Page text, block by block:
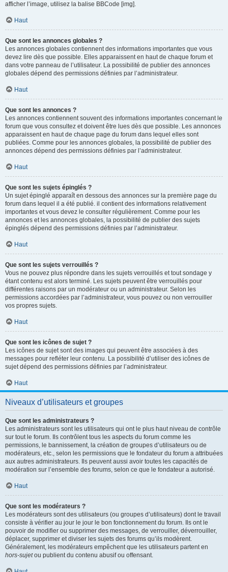
afficher l’image, utilisez la balise BBCode [img].
Haut
Que sont les annonces globales ?
Les annonces globales contiennent des informations importantes que vous
devez lire dès que possible. Elles apparaissent en haut de chaque forum et
dans votre panneau de l’utilisateur. La possibilité de publier des annonces
globales dépend des permissions définies par l’administrateur.
Haut
Que sont les annonces ?
Les annonces contiennent souvent des informations importantes concernant le
forum que vous consultez et doivent être lues dès que possible. Les annonces
apparaissent en haut de chaque page du forum dans lequel elles sont
publiées. Comme pour les annonces globales, la possibilité de publier des
annonces dépend des permissions définies par l’administrateur.
Haut
Que sont les sujets épinglés ?
Un sujet épinglé apparaît en dessous des annonces sur la première page du
forum dans lequel il a été publié. il contient des informations relativement
importantes et vous devez le consulter régulièrement. Comme pour les
annonces et les annonces globales, la possibilité de publier des sujets
épinglés dépend des permissions définies par l’administrateur.
Haut
Que sont les sujets verrouillés ?
Vous ne pouvez plus répondre dans les sujets verrouillés et tout sondage y
étant contenu est alors terminé. Les sujets peuvent être verrouillés pour
différentes raisons par un modérateur ou un administrateur. Selon les
permissions accordées par l’administrateur, vous pouvez ou non verrouiller
vos propres sujets.
Haut
Que sont les icônes de sujet ?
Les icônes de sujet sont des images qui peuvent être associées à des
messages pour refléter leur contenu. La possibilité d’utiliser des icônes de
sujet dépend des permissions définies par l’administrateur.
Haut
Niveaux d’utilisateurs et groupes
Que sont les administrateurs ?
Les administrateurs sont les utilisateurs qui ont le plus haut niveau de contrôle
sur tout le forum. Ils contrôlent tous les aspects du forum comme les
permissions, le bannissement, la création de groupes d’utilisateurs ou de
modérateurs, etc., selon les permissions que le fondateur du forum a attribuées
aux autres administrateurs. Ils peuvent aussi avoir toutes les capacités de
modération sur l’ensemble des forums, selon ce que le fondateur a autorisé.
Haut
Que sont les modérateurs ?
Les modérateurs sont des utilisateurs (ou groupes d’utilisateurs) dont le travail
consiste à vérifier au jour le jour le bon fonctionnement du forum. Ils ont le
pouvoir de modifier ou supprimer des messages, de verrouiller, déverrouiller,
déplacer, supprimer et diviser les sujets des forums qu’ils modèrent.
Généralement, les modérateurs empêchent que les utilisateurs partent en
hors-sujetou publient du contenu abusif ou offensant.